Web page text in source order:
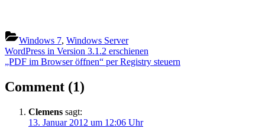
Windows 7, Windows Server
Beitragsnavigation
Previous
Post:
WordPress in Version 3.1.2 erschienen
Next
„PDF im Browser öffnen“ per Registry steuern
Comment (1)
Fehler
Clemens sagt:
13. Januar 2012 um 12:06 Uhr